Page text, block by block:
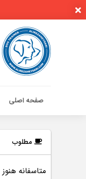
صفحه اصلی
مقالات سگ ها
سمینار تهران 96
مطلوب
متاسفانه